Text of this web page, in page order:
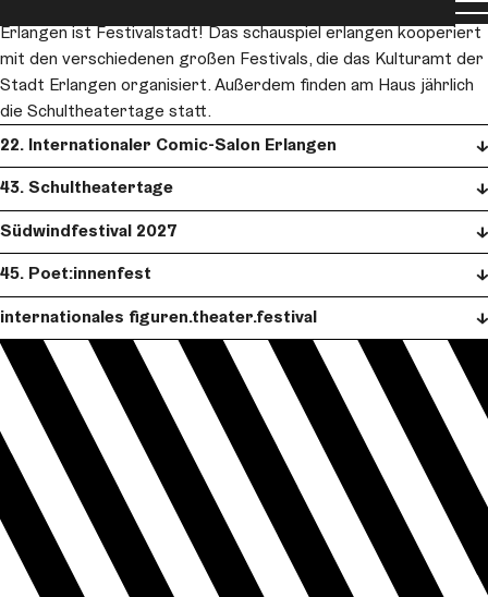
Erlangen ist Festivalstadt! Das schauspiel erlangen kooperiert
mit den verschiedenen großen Festivals, die das Kulturamt der
Stadt Erlangen organisiert. Außerdem finden am Haus jährlich
die Schultheatertage statt.
22. Internationaler Comic-Salon Erlangen
43. Schultheatertage
Südwindfestival 2027
45. Poet:innenfest
internationales figuren.theater.festival